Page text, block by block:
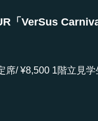
「VerSus
/ ¥8,500 1階立見